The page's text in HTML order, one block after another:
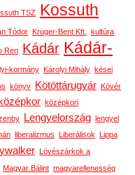
TSZ Kossuth
Tódor Kruger-Bent Kft. kultúra
Ren Kádár Kádár-
kormány Károlyi Mihály kései
könyv Kötöttárugyár
Kövér
középkor középkori
Lengyelország
lengyel
liberalizmus Liberálisok
Lippa
Lövészárkok a
Magyar Bálint magyarellenesség